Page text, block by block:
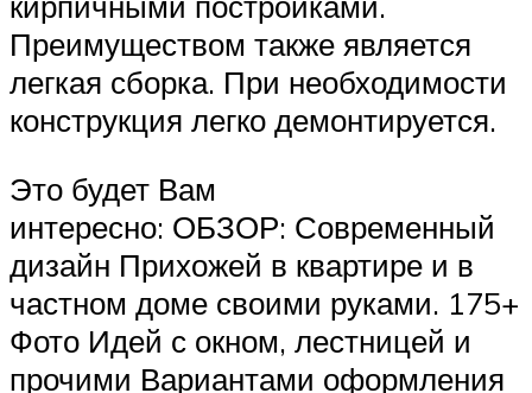
Преимуществом также является
легкая сборка. При необходимости
конструкция легко демонтируется.
Это будет Вам
интересно: ОБЗОР: Современный
дизайн Прихожей в квартире и в
частном доме своими руками. 175+
Фото Идей с окном, лестницей и
прочими Вариантами оформления